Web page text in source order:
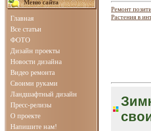
Меню сайта
Главная
Все статьи
ФОТО
Дизайн проекты
Новости дизайна
Видео ремонта
Своими руками
Ландшафтный дизайн
Пресс-релизы
О проекте
Напишите нам!
Ремонт
Растения в